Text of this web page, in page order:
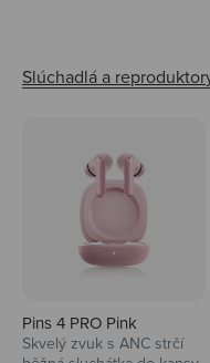
Pins 4 PRO Pink
Skvelý zvuk s ANC strčí